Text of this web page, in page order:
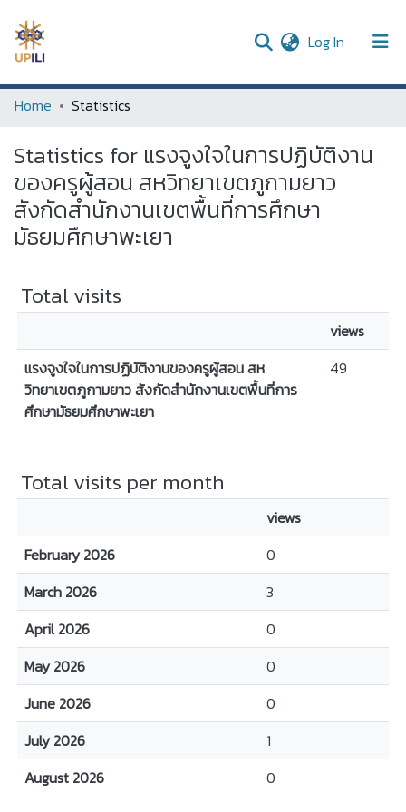
Log In (current)
UPDC
All of DSpace
Home Statistics
Statistics for แรงจูงใจในการปฏิบัติงาน
ของครูผู้สอน สหวิทยาเขตภูกามยาว
สังกัดสำนักงานเขตพื้นที่การศึกษา
มัธยมศึกษาพะเยา
Total visits
views
แรงจูงใจในการปฏิบัติงานของครูผู้สอน สห
วิทยาเขตภูกามยาว สังกัดสำนักงานเขตพื้นที่การ
ศึกษามัธยมศึกษาพะเยา
49
Total visits per month
views
February 2026
0
March 2026
3
April 2026
0
May 2026
0
June 2026
0
July 2026
1
August 2026
0